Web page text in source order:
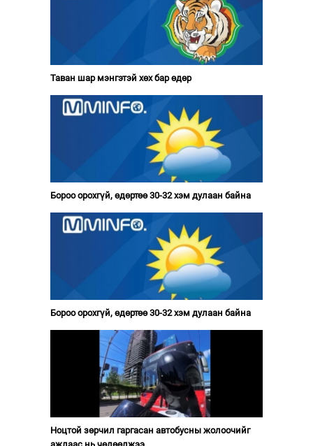
Таван шар мэнгэтэй хөх бар өдөр
Бороо орохгүй, өдөртөө 30-32 хэм дулаан байна
Бороо орохгүй, өдөртөө 30-32 хэм дулаан байна
Ноцтой зөрчил гаргасан автобусны жолоочийг